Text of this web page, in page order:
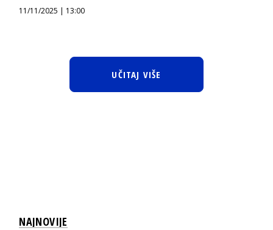
11/11/2025 | 13:00
UČITAJ VIŠE
NAJNOVIJE